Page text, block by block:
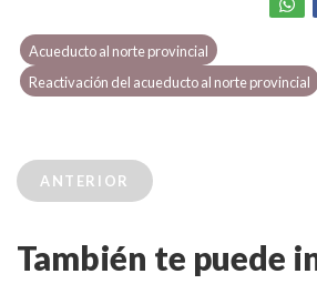
Acueducto al norte provincial
Reactivación del acueducto al norte provincial
ANTERIOR
También te puede